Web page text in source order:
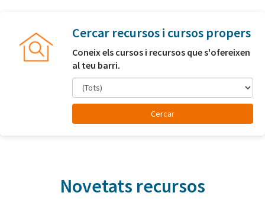
Cercar recursos i cursos propers
Coneix els cursos i recursos que s'ofereixen
al teu barri.
Novetats recursos